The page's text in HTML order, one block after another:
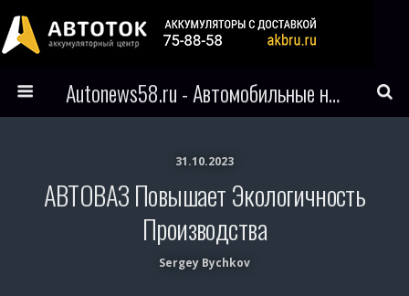
Autonews58.ru - Автомобильные новости Пензы и всего мира
31.10.2023
АВТОВАЗ Повышает Экологичность
Производства
Sergey Bychkov